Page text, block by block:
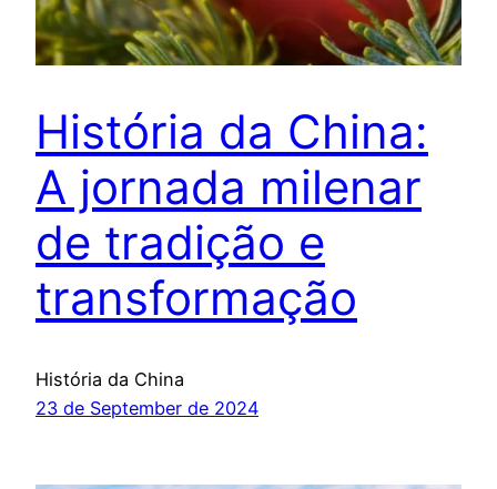
História da China:
A jornada milenar
de tradição e
transformação
História da China
23 de September de 2024